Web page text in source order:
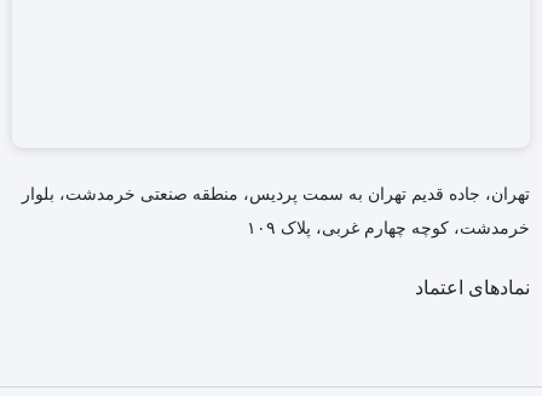
تهران، جاده قدیم تهران به سمت پردیس، منطقه صنعتی خرمدشت، بلوار
خرمدشت، کوچه چهارم غربی، پلاک ۱۰۹
نمادهای اعتماد